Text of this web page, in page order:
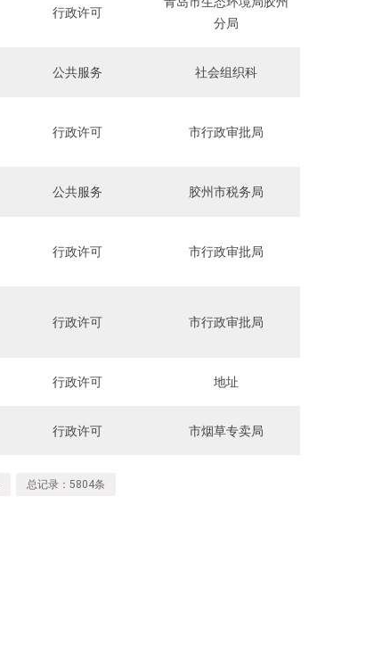
行政许可
分局
公共服务 社会组织科
行政许可 市行政审批局
公共服务 胶州市税务局
行政许可 市行政审批局
行政许可 市行政审批局
行政许可 地址
行政许可 市烟草专卖局
总记录：5804条